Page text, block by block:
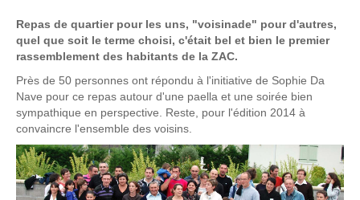
Repas de quartier pour les uns, "voisinade" pour d'autres,
quel que soit le terme choisi, c'était bel et bien le premier
rassemblement des habitants de la ZAC.
Près de 50 personnes ont répondu à l'initiative de Sophie Da
Nave pour ce repas autour d'une paella et une soirée bien
sympathique en perspective. Reste, pour l'édition 2014 à
convaincre l'ensemble des voisins.